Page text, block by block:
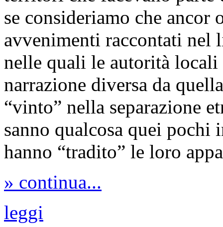
se consideriamo che
avvenimenti raccontati
nelle quali le autorità
narrazione diversa da
“vinto” nella separazione
sanno qualcosa quei pochi
hanno “tradito” le loro
» continua...
leggi